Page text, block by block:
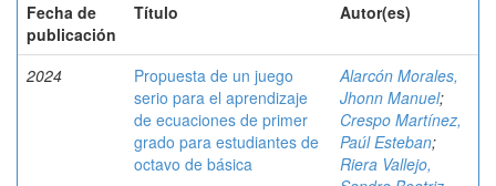
Fecha de
publicación
Título Autor(es)
2024
Propuesta de un juego
serio para el aprendizaje
de ecuaciones de primer
grado para estudiantes de
octavo de básica
Alarcón Morales,
Jhonn Manuel;
Crespo Martínez,
Paúl Esteban;
Riera Vallejo,